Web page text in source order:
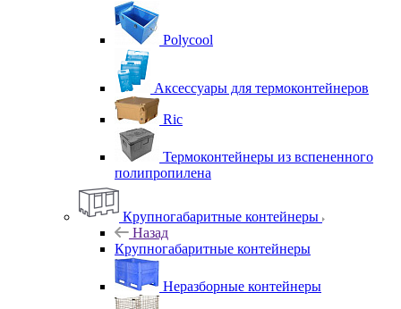
Polycool
Аксессуары для термоконтейнеров
Ric
Термоконтейнеры из вспененного
полипропилена
Крупногабаритные контейнеры
Назад
Крупногабаритные контейнеры
Неразборные контейнеры